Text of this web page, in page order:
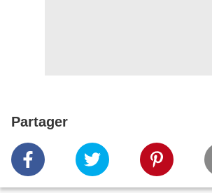
Partager